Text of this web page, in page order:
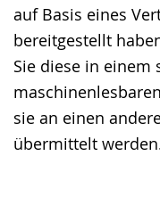
auf Basis eines
bereitgestellt
Sie diese in einem
sie an einen
übermittelt